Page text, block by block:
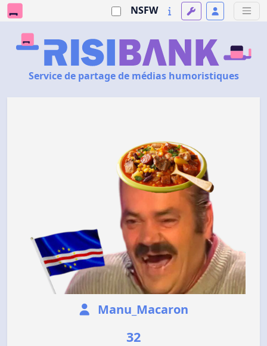
NSFW
Service de partage de médias humoristiques
Manu_Macaron
32